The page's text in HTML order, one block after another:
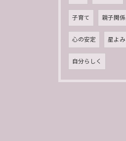
子育て 親子関係
心の安定 星よみ
自分らしく